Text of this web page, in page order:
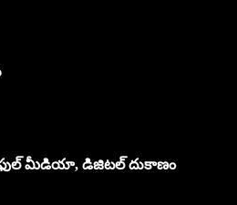
మీడియా, డిజిటల్ దుకాణం